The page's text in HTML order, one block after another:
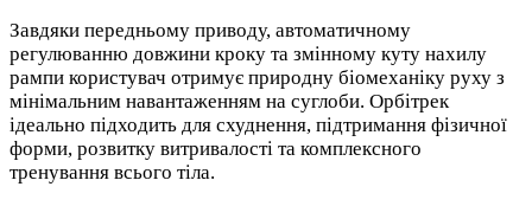
Завдяки передньому приводу, автоматичному
регулюванню довжини кроку та змінному куту нахилу
рампи користувач отримує природну біомеханіку руху з
мінімальним навантаженням на суглоби. Орбітрек
ідеально підходить для схуднення, підтримання фізичної
форми, розвитку витривалості та комплексного
тренування всього тіла.